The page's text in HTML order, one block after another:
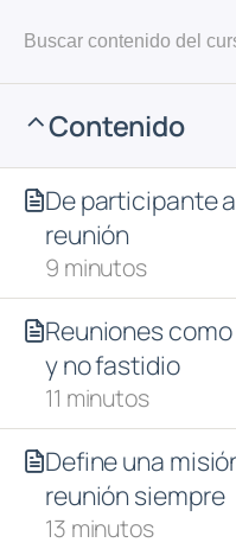
Contenido
De participante
reunión
9 minutos
Reuniones
y no fastidio
11 minutos
Define una
reunión siempre
13 minutos